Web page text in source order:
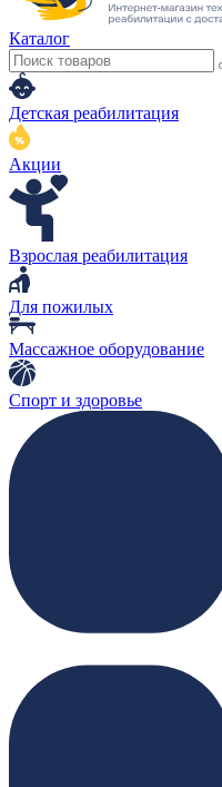
Каталог
Детская реабилитация
Акции
Взрослая реабилитация
Для пожилых
Массажное оборудование
Спорт и здоровье